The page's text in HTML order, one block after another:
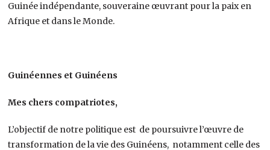
Guinée indépendante, souveraine œuvrant pour la paix en
Afrique et dans le Monde.
Guinéennes et Guinéens
Mes chers compatriotes,
L’objectif de notre politique est de poursuivre l’œuvre de
transformation de la vie des Guinéens, notamment celle des